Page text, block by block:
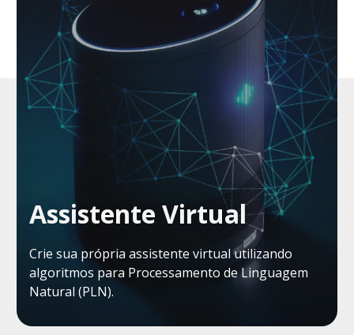
Assistente Virtual
Crie sua própria assistente virtual utilizando
algoritmos para Processamento de Linguagem
Natural (PLN).